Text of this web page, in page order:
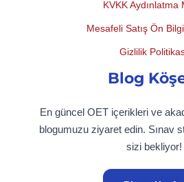
KVKK Aydınlatma
Mesafeli Satış Ön
Gizlilik
Blog
En güncel OET içerikleri ve
blogumuzu ziyaret edin. Sınav
sizi bekliyor!